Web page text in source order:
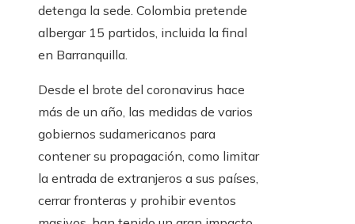
detenga la sede. Colombia pretende
albergar 15 partidos, incluida la final
en Barranquilla.
Desde el brote del coronavirus hace
más de un año, las medidas de varios
gobiernos sudamericanos para
contener su propagación, como limitar
la entrada de extranjeros a sus países,
cerrar fronteras y prohibir eventos